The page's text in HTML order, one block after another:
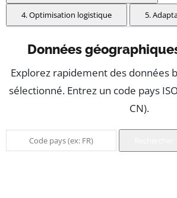
4. Optimisation logistique 5.
Données
Explorez rapidement des données
sélectionné. Entrez un code pays
CN).